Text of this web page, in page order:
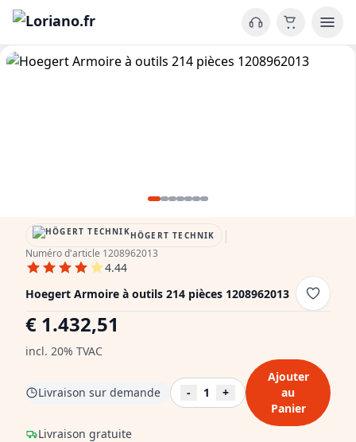
HÖGERT TECHNIK |
Numéro d'article 1208962013
4.44
Hoegert Armoire à outils 214 pièces 1208962013
€ 1.432,51
incl. 20% TVAC
Livraison gratuite
Livraison sur demande - 1 +
Ajouter
au
Panier